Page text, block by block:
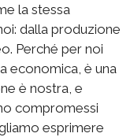
la stessa
dalla produzione
Perché per noi
economica, è una
è nostra, e
compromessi
esprimere